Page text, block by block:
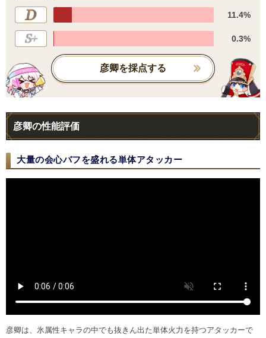
11.4%
0.3%
彦卿を採点する
彦卿の性能評価
大量の会心バフを盛れる単体アタッカー
彦卿は、氷属性キャラの中でも抜きん出た単体火力を持つアタッカーで